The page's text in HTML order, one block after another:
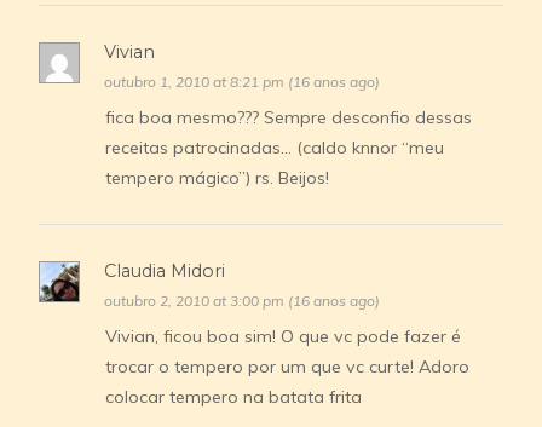
Vivian
outubro 1, 2010 at 8:21 pm (16 anos ago)
fica boa mesmo??? Sempre desconfio dessas
receitas patrocinadas… (caldo knnor “meu
tempero mágico”) rs. Beijos!
Claudia Midori
outubro 2, 2010 at 3:00 pm (16 anos ago)
Vivian, ficou boa sim! O que vc pode fazer é
trocar o tempero por um que vc curte! Adoro
colocar tempero na batata frita